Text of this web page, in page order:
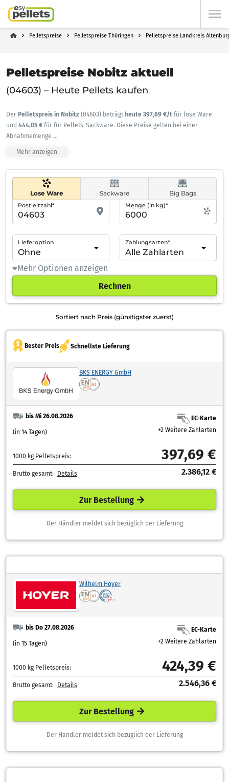
Pelletspreise Pelletspreise Thüringen Pelletspreise Landkreis
Pelletspreise Nobitz aktuell
(04603) – Heute Pellets kaufen
Der Pelletspreis in Nobitz (04603) beträgt heute 397,69 €/t für lose Ware
und 444,05 € für für Pellets-Sackware. Diese Preise gelten bei einer
Abnahmemenge ...
Mehr anzeigen
Lose Ware Sackware Big Bags
Postleitzahl* Menge (in kg)*
Lieferoption Zahlungsarten*
Mehr Optionen anzeigen
Rechnen
Sortiert nach Preis (günstigster zuerst)
Bester Preis Schnellste Lieferung
BKS ENERGY GmbH
bis Mi 26.08.2026
(in 14 Tagen)
EC-Karte
+2 Weitere Zahlarten
1000 kg Pelletspreis: 397,69 €
Brutto gesamt: Details 2.386,12 €
Zur Bestellung
Der Händler meldet sich bezüglich der Lieferung
Wilhelm Hoyer
bis Do 27.08.2026
(in 15 Tagen)
EC-Karte
+2 Weitere Zahlarten
1000 kg Pelletspreis: 424,39 €
Brutto gesamt: Details 2.546,36 €
Zur Bestellung
Der Händler meldet sich bezüglich der Lieferung